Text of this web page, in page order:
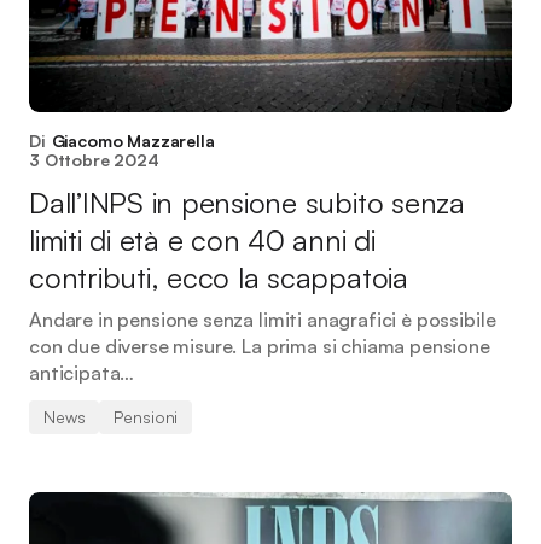
Di Giacomo Mazzarella
3 Ottobre 2024
Dall’INPS in pensione subito senza
limiti di età e con 40 anni di
contributi, ecco la scappatoia
Andare in pensione senza limiti anagrafici è possibile
con due diverse misure. La prima si chiama pensione
anticipata…
News Pensioni